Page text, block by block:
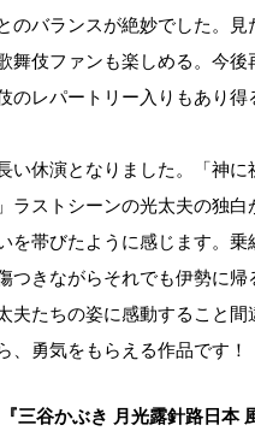
のバランスが絶妙でした。見
舞伎ファンも楽しめる。今後
のレパートリー入りもあり得
い休演となりました。「神に
ラストシーンの光太夫の独白
を帯びたように感じます。乗
つきながらそれでも伊勢に帰
夫たちの姿に感動すること間
、勇気をもらえる作品です！
三谷かぶき 月光露針路日本